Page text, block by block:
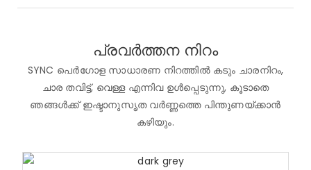
പ്രവർത്തന നിറം
SYNC പെർഗോള സാധാരണ നിറത്തിൽ കടും ചാരനിറം,
ചാര തവിട്ട്, വെള്ള എന്നിവ ഉൾപ്പെടുന്നു, കൂടാതെ
ഞങ്ങൾക്ക് ഇഷ്ടാനുസൃത വർണ്ണത്തെ പിന്തുണയ്ക്കാൻ
കഴിയും.